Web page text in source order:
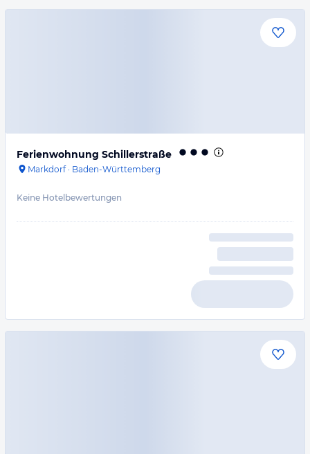
Ferienwohnung Schillerstraße
Markdorf· Baden-Württemberg
Keine Hotelbewertungen